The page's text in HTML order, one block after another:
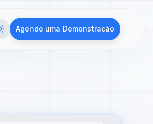
Agende uma Demonstração